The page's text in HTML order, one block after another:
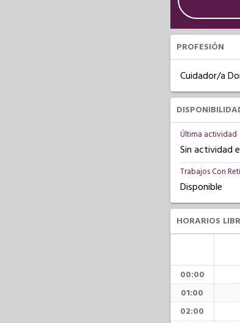
PROFESIÓN
Cuidador/a
Última actividad
Sin actividad
Trabajos Con
Disponible
HORARIOS
00:00
01:00
02:00